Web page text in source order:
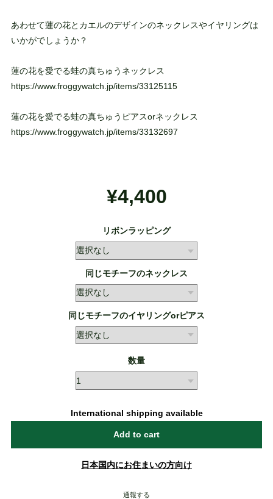
あわせて蓮の花とカエルのデザインのネックレスやイヤリングは
いかがでしょうか？
蓮の花を愛でる蛙の真ちゅうネックレス
https://www.froggywatch.jp/items/33125115
蓮の花を愛でる蛙の真ちゅうピアスorネックレス
https://www.froggywatch.jp/items/33132697
¥4,400
リボンラッピング
同じモチーフのネックレス
同じモチーフのイヤリングorピアス
数量
International shipping available
Add to cart
日本国内にお住まいの方向け
通報する